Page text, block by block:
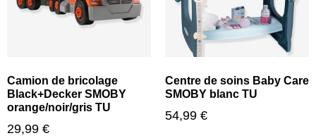
Camion de bricolage
Black+Decker SMOBY
orange/noir/gris TU
29,99 €
Centre de soins Baby Care
SMOBY blanc TU
54,99 €